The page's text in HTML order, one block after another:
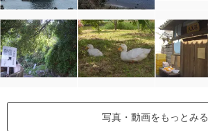
写真・動画をもっとみる